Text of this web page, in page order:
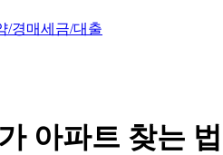
/경매세금/대출
아파트 찾는